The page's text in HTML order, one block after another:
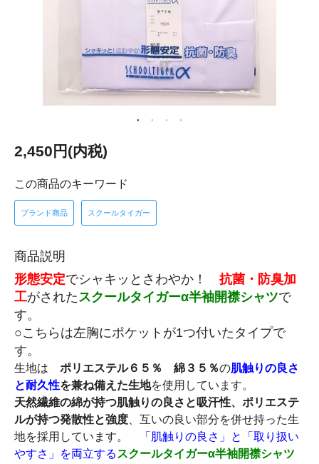
2,450円(内税)
この商品のキーワード
ブランド商品 スクールタイガー
商品説明
形態安定でシャキッとさわやか！ 抗菌・防臭加
工がされたスクールタイガーα半袖開襟シャツで
す。
○こちらは左胸にポケットが1つ付いたタイプで
す。
生地は ポリエステル６５％ 綿３５％の肌触りの良さ
と耐久性を兼ね備えた生地を使用しています。
天然繊維の綿が持つ肌触りの良さと吸汗性、ポリエステ
ルが持つ発散性と強度 、互いの良い部分を併せ持った生
地を採用しています。
「肌触りの良さ」と「取り扱い
やすさ」を両立する スクールタイガーα半袖開襟シャツ